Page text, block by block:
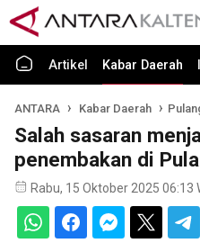
Artikel Kabar Daerah
ANTARA Kabar Daerah
Salah sasaran
penembakan di
Rabu, 15 Oktober 2025 06:13